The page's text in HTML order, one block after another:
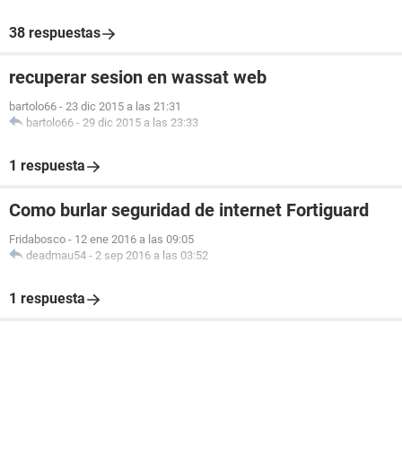
38 respuestas
recuperar sesion en wassat web
bartolo66 - 23 dic 2015 a las 21:31
bartolo66 - 29 dic 2015 a las 23:33
1 respuesta
Como burlar seguridad de internet Fortiguard
Fridabosco - 12 ene 2016 a las 09:05
deadmau54 - 2 sep 2016 a las 03:52
1 respuesta